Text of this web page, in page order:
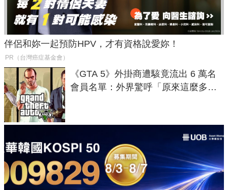
伴侶和妳一起預防HPV，才有資格說愛妳！
PR（台灣癌症基金會）
《GTA 5》外掛商遭駭竟流出 6 萬名
會員名單：外界驚呼「原來這麼多人